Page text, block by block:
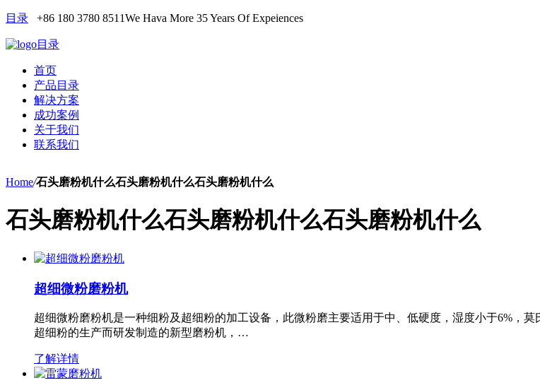
目录 +86 180 3780 8511We Hava More 35 Years Of Expeiences
目录
首页
产品目录
解决方案
成功案例
关于我们
联系我们
Home/石头磨粉机什么石头磨粉机什么石头磨粉机什么
石头磨粉机什么石头磨粉机什么石头磨粉机什么
超细微粉磨粉机
超细微粉磨粉机是一种细粉及超细粉的加工设备，此微粉磨主要适用于中、低硬度，湿度小于6%，
超细粉的生产而研发制造的新型磨粉机，…
了解详情